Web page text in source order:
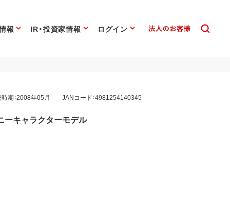
報 IR・投資家情報 ログイン
期：2008年05月 JANコード：4981254140345
ーキャラクターモデル